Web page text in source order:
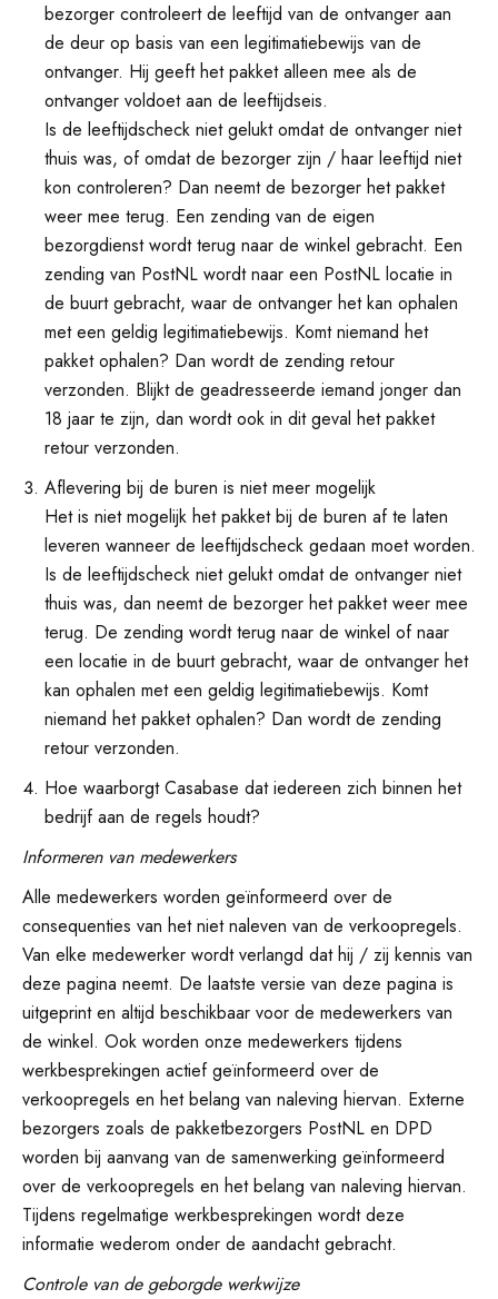
bezorger controleert de leeftijd van de ontvanger aan
de deur op basis van een legitimatiebewijs van de
ontvanger. Hij geeft het pakket alleen mee als de
ontvanger voldoet aan de leeftijdseis.
Is de leeftijdscheck niet gelukt omdat de ontvanger niet
thuis was, of omdat de bezorger zijn / haar leeftijd niet
kon controleren? Dan neemt de bezorger het pakket
weer mee terug. Een zending van de eigen
bezorgdienst wordt terug naar de winkel gebracht. Een
zending van PostNL wordt naar een PostNL locatie in
de buurt gebracht, waar de ontvanger het kan ophalen
met een geldig legitimatiebewijs. Komt niemand het
pakket ophalen? Dan wordt de zending retour
verzonden. Blijkt de geadresseerde iemand jonger dan
18 jaar te zijn, dan wordt ook in dit geval het pakket
retour verzonden.
Aflevering bij de buren is niet meer mogelijk
Het is niet mogelijk het pakket bij de buren af te laten
leveren wanneer de leeftijdscheck gedaan moet worden.
Is de leeftijdscheck niet gelukt omdat de ontvanger niet
thuis was, dan neemt de bezorger het pakket weer mee
terug. De zending wordt terug naar de winkel of naar
een locatie in de buurt gebracht, waar de ontvanger het
kan ophalen met een geldig legitimatiebewijs. Komt
niemand het pakket ophalen? Dan wordt de zending
retour verzonden.
Hoe waarborgt Casabase dat iedereen zich binnen het
bedrijf aan de regels houdt?
Informeren van medewerkers
Alle medewerkers worden geïnformeerd over de
consequenties van het niet naleven van de verkoopregels.
Van elke medewerker wordt verlangd dat hij / zij kennis van
deze pagina neemt. De laatste versie van deze pagina is
uitgeprint en altijd beschikbaar voor de medewerkers van
de winkel. Ook worden onze medewerkers tijdens
werkbesprekingen actief geïnformeerd over de
verkoopregels en het belang van naleving hiervan. Externe
bezorgers zoals de pakketbezorgers PostNL en DPD
worden bij aanvang van de samenwerking geïnformeerd
over de verkoopregels en het belang van naleving hiervan.
Tijdens regelmatige werkbesprekingen wordt deze
informatie wederom onder de aandacht gebracht.
Controle van de geborgde werkwijze